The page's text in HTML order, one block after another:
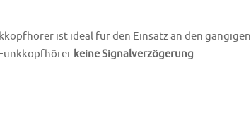
ist ideal für den Einsatz an den gängigen
keine Signalverzögerung.